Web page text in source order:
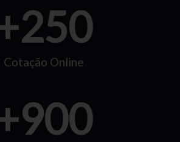
Cotação Online
250
900